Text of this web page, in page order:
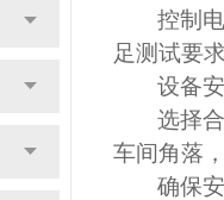
控制
足测试要
设备
选择
车间角落
确保